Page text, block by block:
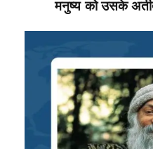
मनुष्य को उसके